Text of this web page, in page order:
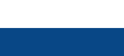
Вишня